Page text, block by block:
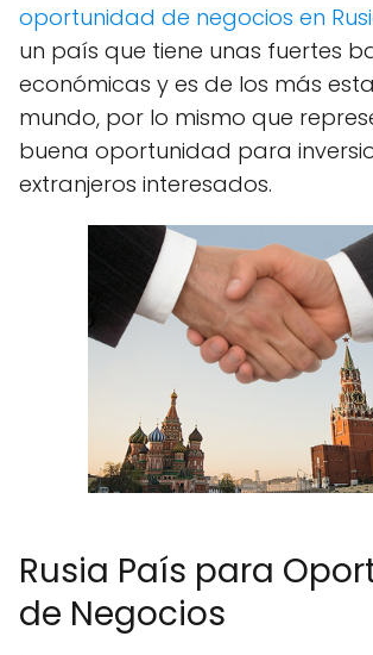
oportunidad de negocios en
un país que tiene unas fuertes
económicas y es de los más
mundo, por lo mismo que
buena oportunidad para
extranjeros interesados.
Rusia País para
de Negocios